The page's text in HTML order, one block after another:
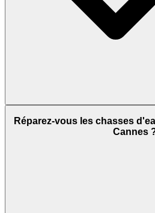
Réparez-vous les chasses
Cannes